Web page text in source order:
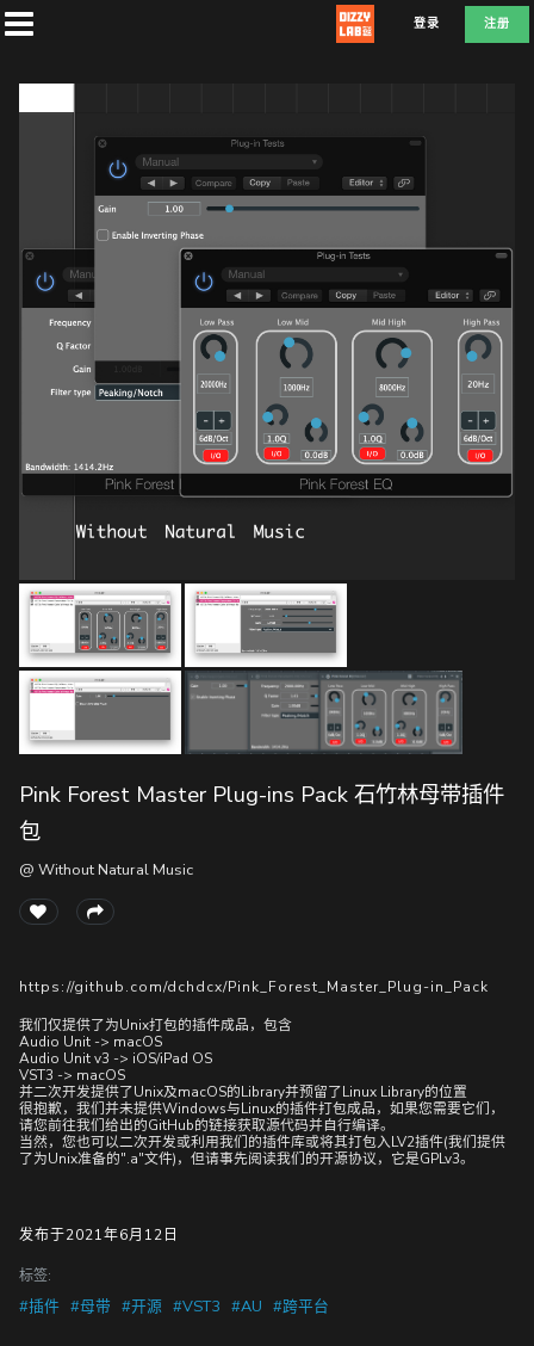
登录 注册
社
TE
便
听
听
Pink Forest Master Plug-ins Pack 石竹林母带插件
包
@ Without Natural Music
https://github.com/dchdcx/Pink_Forest_Master_Plug-in_Pack
我们仅提供了为Unix打包的插件成品，包含
Audio Unit -> macOS
Audio Unit v3 -> iOS/iPad OS
VST3 -> macOS
并二次开发提供了Unix及macOS的Library并预留了Linux Library的位置
很抱歉，我们并未提供Windows与Linux的插件打包成品，如果您需要它们，
请您前往我们给出的GitHub的链接获取源代码并自行编译。
当然，您也可以二次开发或利用我们的插件库或将其打包入LV2插件(我们提供
了为Unix准备的".a"文件)，但请事先阅读我们的开源协议，它是GPLv3。
发布于2021年6月12日
标签:
#插件 #母带 #开源 #VST3 #AU #跨平台